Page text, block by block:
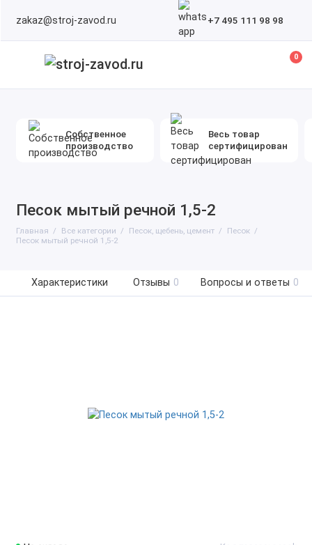
zakaz@stroj-zavod.ru +7 495 111 98 98
0
Собственное
производство
Весь товар
сертифицирован
Песок мытый речной 1,5-2
Главная Все категории Песок, щебень, цемент
Песок
Песок мытый речной 1,5-2
Характеристики Отзывы 0 Вопросы и ответы 0